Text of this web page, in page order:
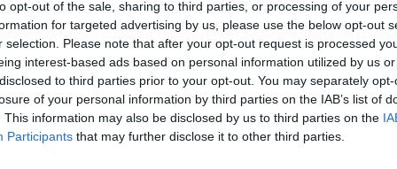
opt-out of the sale, sharing to third parties, or processing of your
for targeted advertising by us, please use the below opt-out
selection. Please note that after your opt-out request is processed
interest-based ads based on personal information utilized by us
to third parties prior to your opt-out. You may separately
of your personal information by third parties on the IAB’s list of
This information may also be disclosed by us to third parties on the
Participants that may further disclose it to other third parties.
– cartofi copți de două ori
potatoes), rețetă simplă
și foarte …
salata calda de
violeti si
Aceste pulpe de rata in
mustar, cu portocale si salata
cartofi violeti si sparanghel
dupa …